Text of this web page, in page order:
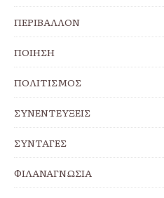
ΠΕΡΙΒΑΛΛΟΝ
ΠΟΙΗΣΗ
ΠΟΛΙΤΙΣΜΟΣ
ΣΥΝΕΝΤΕΥΞΕΙΣ
ΣΥΝΤΑΓΕΣ
ΦΙΛΑΝΑΓΝΩΣΙΑ